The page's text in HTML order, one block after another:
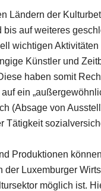
Ländern der
auf weiteres
wichtigen
Künstler und
haben somit
ein
(Absage von
Tätigkeit
Produktionen
der Luxemburger
möglich ist.